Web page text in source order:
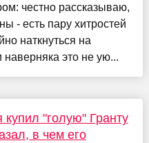
честно рассказываю,
- есть пару хитростей
наткнуться на
это не ую...
купил "голую" Гранту
в чем его